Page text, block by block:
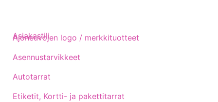
Ajoneuvojen logo / merkkituotteet
Asennustarvikkeet
Autotarrat
Etiketit, Kortti- ja pakettitarrat
Asiakastili